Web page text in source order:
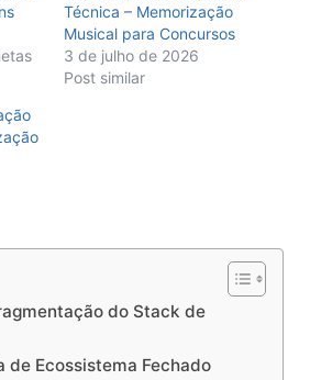
Técnica – Memorização
Musical para Concursos
3 de julho de 2026
Post similar
do Stack de
de Ecossistema Fechado